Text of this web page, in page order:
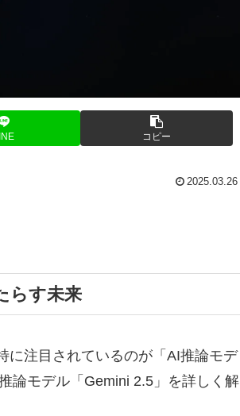
コピー
2025.03.26
らす未来
に注目されているのが「AI推論モデ
論モデル「Gemini 2.5」を詳しく解